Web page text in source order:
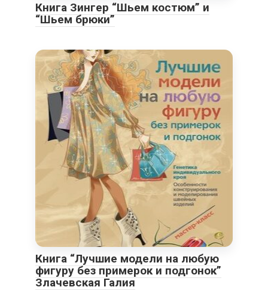
Книга Зингер “Шьем костюм” и
“Шьем брюки”
Книга “Лучшие модели на любую
фигуру без примерок и подгонок”
Злачевская Галия